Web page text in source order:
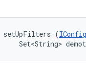
setUpFilters (
Set<String>